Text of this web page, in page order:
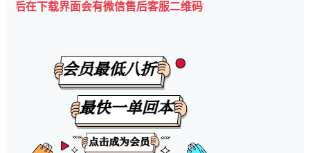
界面会有微信售后客服二维码💡